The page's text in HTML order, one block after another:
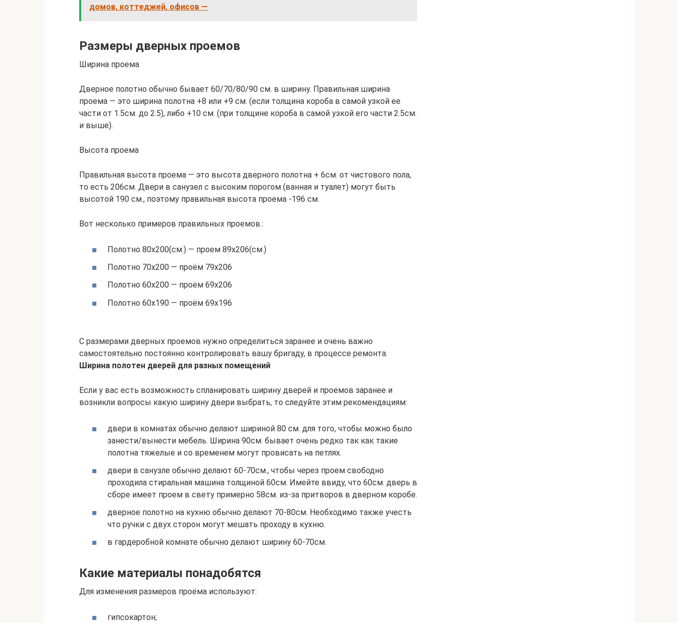
домов, коттеджей, офисов —
Размеры дверных проемов
Ширина проема
Дверное полотно обычно бывает 60/70/80/90 см. в ширину. Правильная ширина
проема — это ширина полотна +8 или +9 см. (если толщина короба в самой узкой ее
части от 1.5см. до 2.5), либо +10 см. (при толщине короба в самой узкой его части 2.5см.
и выше).
Высота проема
Правильная высота проема — это высота дверного полотна + 6см. от чистового пола,
то есть 206см. Двери в санузел с высоким порогом (ванная и туалет) могут быть
высотой 190 см., поэтому правильная высота проема -196 см.
Вот несколько примеров правильных проемов.:
Полотно 80х200(см.) — проем 89х206(см.)
Полотно 70х200 — проём 79х206
Полотно 60х200 — проём 69х206
Полотно 60х190 — проём 69х196
С размерами дверных проемов нужно определиться заранее и очень важно
самостоятельно постоянно контролировать вашу бригаду, в процессе ремонта.
Ширина полотен дверей для разных помещений
Если у вас есть возможность спланировать ширину дверей и проемов заранее и
возникли вопросы какую ширину двери выбрать, то следуйте этим рекомендациям:
двери в комнатах обычно делают шириной 80 см. для того, чтобы можно было
занести/вынести мебель. Ширина 90см. бывает очень редко так как такие
полотна тяжелые и со временем могут провисать на петлях.
двери в санузле обычно делают 60-70см., чтобы через проем свободно
проходила стиральная машина толщиной 60см. Имейте ввиду, что 60см. дверь в
сборе имеет проем в свету примерно 58см. из-за притворов в дверном коробе.
дверное полотно на кухню обычно делают 70-80см. Необходимо также учесть
что ручки с двух сторон могут мешать проходу в кухню.
в гардеробной комнате обычно делают ширину 60-70см.
Какие материалы понадобятся
Для изменения размеров проёма используют:
гипсокартон;